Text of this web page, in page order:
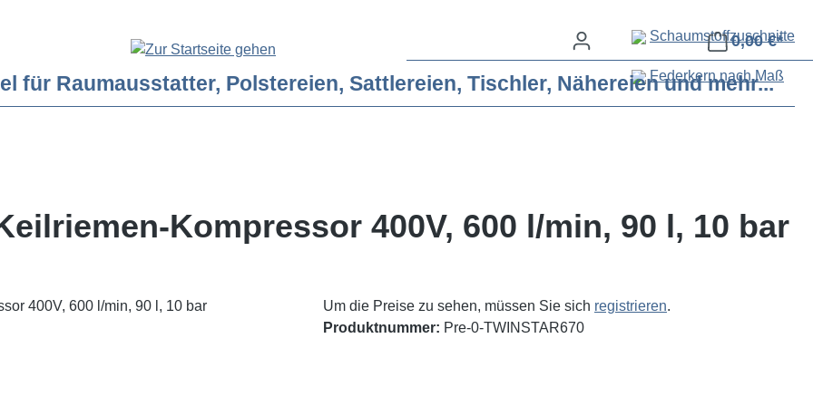
Schaumstoffzuschnitte
Federkern nach Maß
0,00 €*
für Raumausstatter, Polstereien, Sattlereien, Tischler, Nähereien und mehr...
Kompressor 400V, 600 l/min, 90 l, 10 bar
Um die Preise zu sehen, müssen Sie sich registrieren.
Produktnummer: Pre-0-TWINSTAR670